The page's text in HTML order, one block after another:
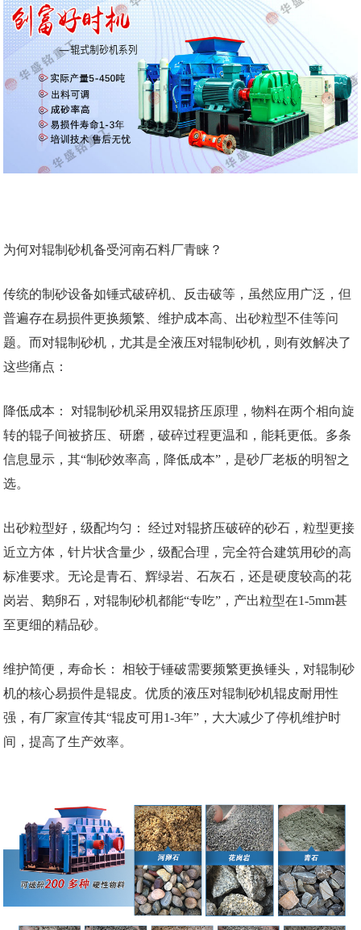
为何对辊制砂机备受河南石料厂青睐？
传统的制砂设备如锤式破碎机、反击破等，虽然应用广泛，但
普遍存在易损件更换频繁、维护成本高、出砂粒型不佳等问
题。而对辊制砂机，尤其是全液压对辊制砂机，则有效解决了
这些痛点：
降低成本： 对辊制砂机采用双辊挤压原理，物料在两个相向旋
转的辊子间被挤压、研磨，破碎过程更温和，能耗更低。多条
信息显示，其“制砂效率高，降低成本”，是砂厂老板的明智之
选。
出砂粒型好，级配均匀： 经过对辊挤压破碎的砂石，粒型更接
近立方体，针片状含量少，级配合理，完全符合建筑用砂的高
标准要求。无论是青石、辉绿岩、石灰石，还是硬度较高的花
岗岩、鹅卵石，对辊制砂机都能“专吃”，产出粒型在1-5mm甚
至更细的精品砂。
维护简便，寿命长： 相较于锤破需要频繁更换锤头，对辊制砂
机的核心易损件是辊皮。优质的液压对辊制砂机辊皮耐用性
强，有厂家宣传其“辊皮可用1-3年”，大大减少了停机维护时
间，提高了生产效率。